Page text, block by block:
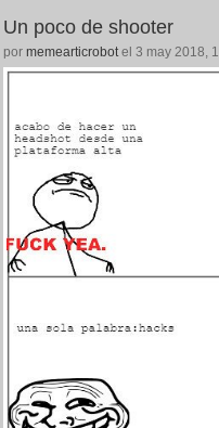
Un poco de shooter
por memearticrobotel 3 may 2018,